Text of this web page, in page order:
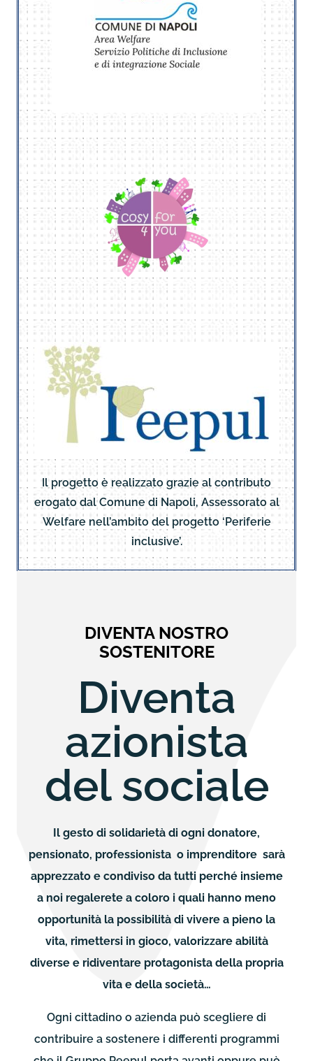
Il progetto è realizzato grazie al contributo
erogato dal Comune di Napoli, Assessorato al
Welfare nell’ambito del progetto ‘Periferie
inclusive’.
DIVENTA NOSTRO
SOSTENITORE
Diventa
azionista
del sociale
Il gesto di solidarietà di ogni donatore,
pensionato, professionista o imprenditore sarà
apprezzato e condiviso da tutti perché insieme
a noi regalerete a coloro i quali hanno meno
opportunità la possibilità di vivere a pieno la
vita, rimettersi in gioco, valorizzare abilità
diverse e ridiventare protagonista della propria
vita e della società…
Ogni cittadino o azienda può scegliere di
contribuire a sostenere i differenti programmi